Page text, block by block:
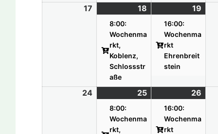
17 18
Veranstaltung)
8:00:
Wochenma
rkt,
Koblenz,
Schlossstr
aße
19
16:00:
Wochenma
rkt
Ehrenbreit
stein
24 25
Veranstaltung)
8:00:
Wochenma
rkt,
26
16:00:
Wochenma
rkt